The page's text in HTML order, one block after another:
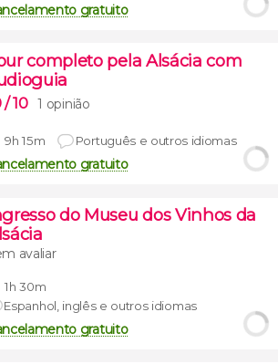
gratuito
completo pela Alsácia com
/ 10 1 opinião
9h 15m Português e outros idiomas
gratuito
do Museu dos Vinhos da
avaliar
1h 30m
Espanhol, inglês e outros idiomas
gratuito